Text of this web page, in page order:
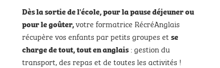
Dès la sortie de l'école, pour la pause déjeuner ou
pour le goûter,votre formatrice RécréAnglais
récupère vos enfants par petits groupes etse
charge de tout, tout en anglais : gestion du
transport, des repas et de toutes les activités !